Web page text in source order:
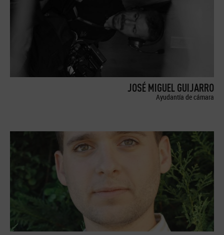
JOSÉ MIGUEL GUIJARRO
Ayudantía de cámara